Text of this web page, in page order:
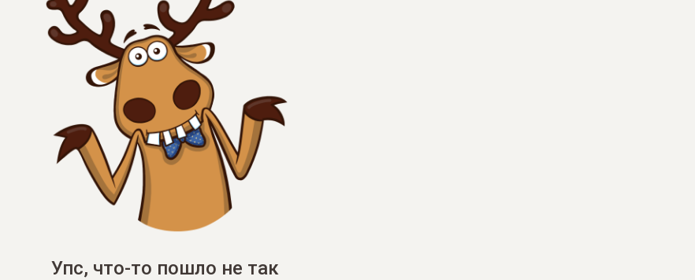
Упс, что-то пошло не так